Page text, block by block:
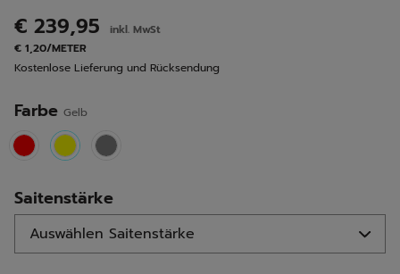
Link
derselben
Seite.
€ 239,95
inkl. MwSt
€ 1,20/METER
Kostenlose Lieferung und Rücksendung
Farbe Gelb
selected
Saitenstärke